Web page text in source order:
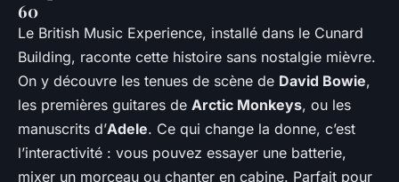
60
Le British Music Experience, installé dans le Cunard
Building, raconte cette histoire sans nostalgie mièvre.
On y découvre les tenues de scène de David Bowie,
les premières guitares de Arctic Monkeys, ou les
manuscrits d’Adele. Ce qui change la donne, c’est
l’interactivité : vous pouvez essayer une batterie,
mixer un morceau ou chanter en cabine. Parfait pour